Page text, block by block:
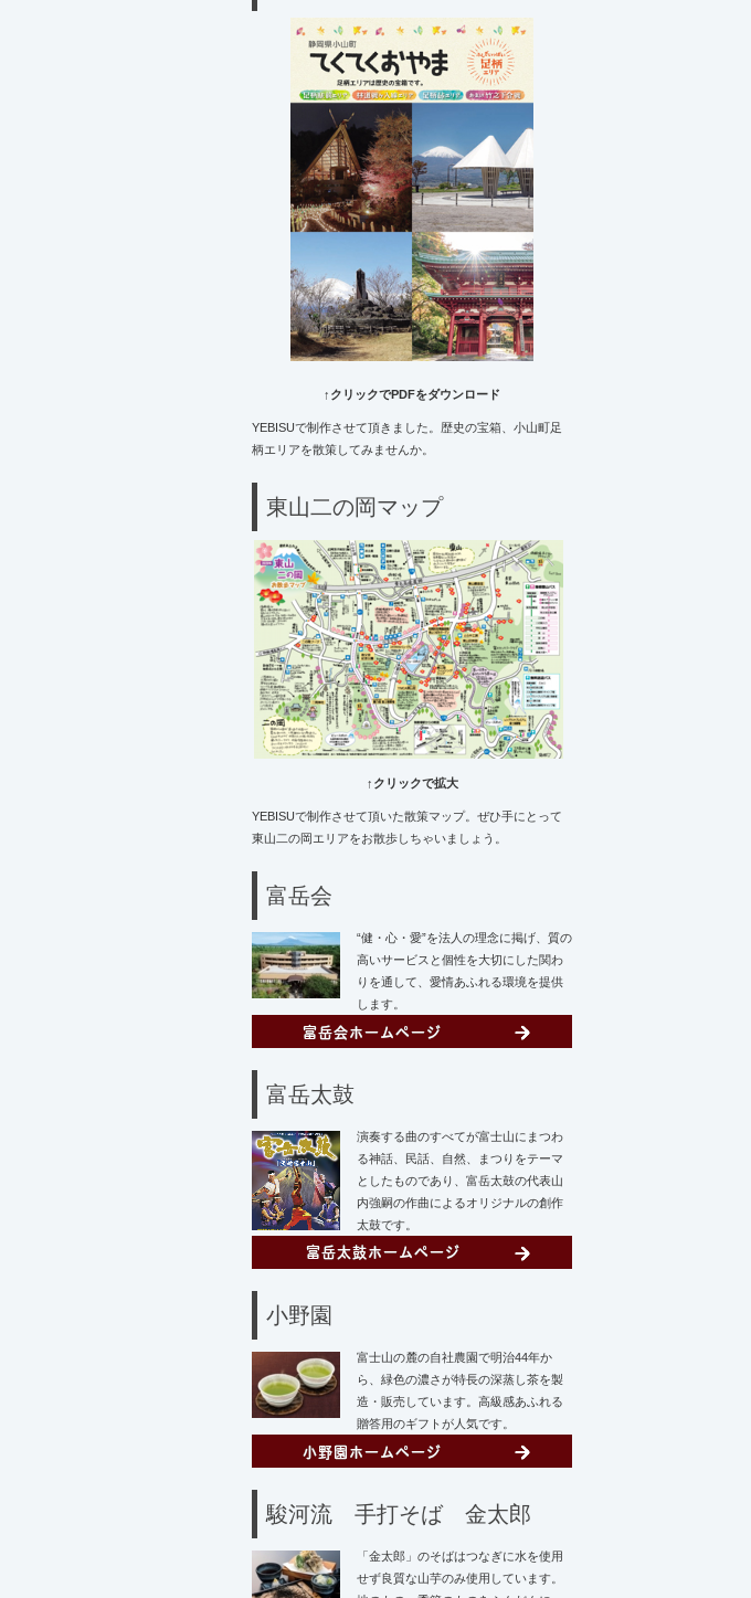
↑クリックでPDFをダウンロード
YEBISUで制作させて頂きました。歴史の宝箱、小山町足
柄エリアを散策してみませんか。
東山二の岡マップ
↑クリックで拡大
YEBISUで制作させて頂いた散策マップ。ぜひ手にとって
東山二の岡エリアをお散歩しちゃいましょう。
富岳会
“健・心・愛”を法人の理念に掲げ、質の
高いサービスと個性を大切にした関わ
りを通して、愛情あふれる環境を提供
します。
富岳太鼓
演奏する曲のすべてが富士山にまつわ
る神話、民話、自然、まつりをテーマ
としたものであり、富岳太鼓の代表山
内強嗣の作曲によるオリジナルの創作
太鼓です。
小野園
富士山の麓の自社農園で明治44年か
ら、緑色の濃さが特長の深蒸し茶を製
造・販売しています。高級感あふれる
贈答用のギフトが人気です。
駿河流 手打そば 金太郎
「金太郎」のそばはつなぎに水を使用
せず良質な山芋のみ使用しています。